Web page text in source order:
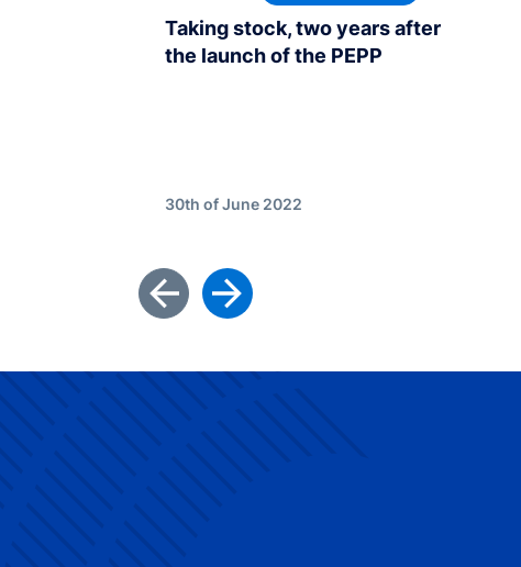
Taking stock, two years after
the launch of the PEPP
30th of June 2022